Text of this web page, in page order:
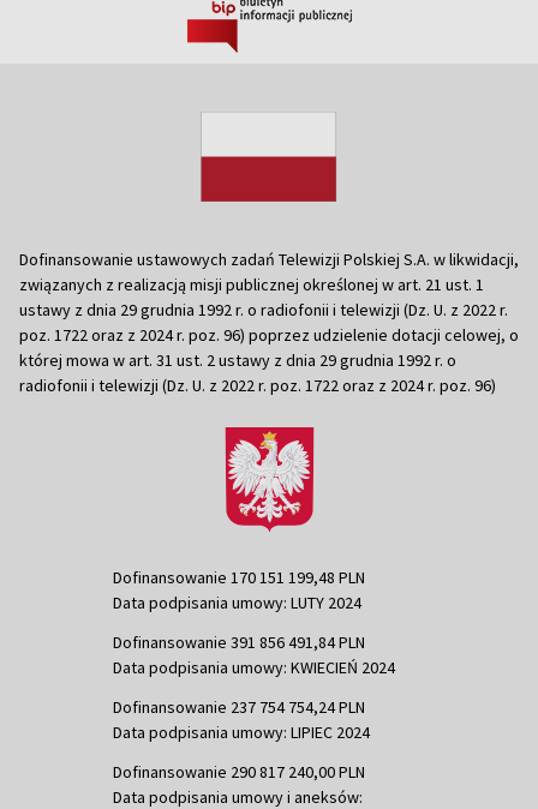
Dofinansowanie ustawowych zadań Telewizji Polskiej S.A. w likwidacji,
związanych z realizacją misji publicznej określonej w art. 21 ust. 1
ustawy z dnia 29 grudnia 1992 r. o radiofonii i telewizji (Dz. U. z 2022 r.
poz. 1722 oraz z 2024 r. poz. 96) poprzez udzielenie dotacji celowej, o
której mowa w art. 31 ust. 2 ustawy z dnia 29 grudnia 1992 r. o
radiofonii i telewizji (Dz. U. z 2022 r. poz. 1722 oraz z 2024 r. poz. 96)
Dofinansowanie 170 151 199,48 PLN
Data podpisania umowy: LUTY 2024
Dofinansowanie 391 856 491,84 PLN
Data podpisania umowy: KWIECIEŃ 2024
Dofinansowanie 237 754 754,24 PLN
Data podpisania umowy: LIPIEC 2024
Dofinansowanie 290 817 240,00 PLN
Data podpisania umowy i aneksów: